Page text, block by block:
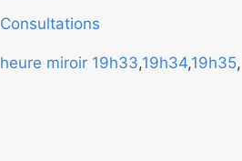
Consultations
heure miroir 19h33,19h34,19h35,